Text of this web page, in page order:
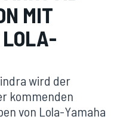
MIT
LOLA-
wird der
kommenden
von Lola-Yamaha